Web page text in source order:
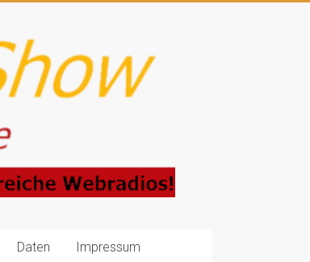
Daten Impressum